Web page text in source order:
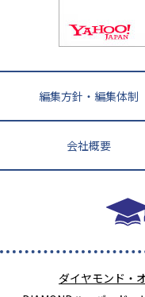
鹿児島県
教育ジャーナリス
編集方針・編集体制
会社概要
ダイヤモンド・